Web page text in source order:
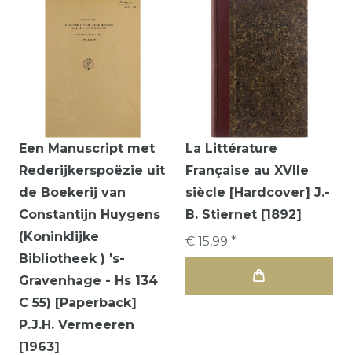
Een Manuscript met
Rederijkerspoëzie uit
de Boekerij van
Constantijn Huygens
(Koninklijke
Bibliotheek ) 's-
Gravenhage - Hs 134
C 55) [Paperback]
P.J.H. Vermeeren
[1963]
La Littérature
Française au XVIIe
siècle [Hardcover] J.-
B. Stiernet [1892]
€ 15,99 *